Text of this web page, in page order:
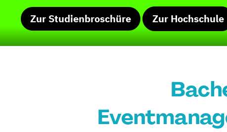
Zur Studienbroschüre Zur Hochschule